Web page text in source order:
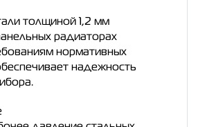
толщиной 1,2 мм
радиаторах
нормативных
надежность